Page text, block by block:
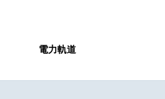
電力軌道